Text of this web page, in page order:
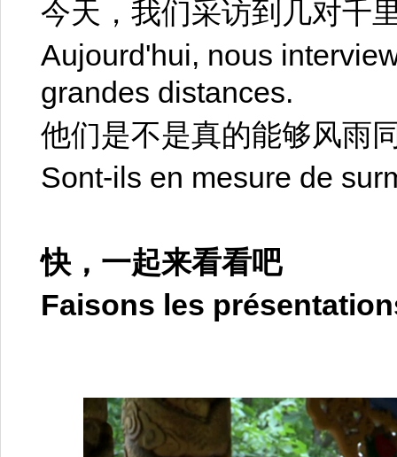
今天，我们采访到几对千
Aujourd'hui, nous
grandes distances.
他们是不是真的能够风雨
Sont-ils en mesure de
快，一起来看看吧
Faisons les